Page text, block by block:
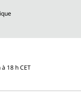
18 h CET